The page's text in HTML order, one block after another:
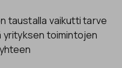
taustalla vaikutti tarve
toimintojen